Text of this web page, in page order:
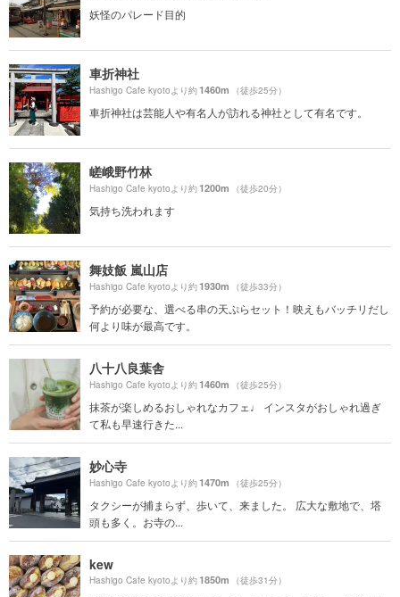
妖怪のパレード目的
車折神社
Hashigo Cafe kyotoより約1460m （徒歩25分）
車折神社は芸能人や有名人が訪れる神社として有名です。
嵯峨野竹林
Hashigo Cafe kyotoより約1200m （徒歩20分）
気持ち洗われます
舞妓飯 嵐山店
Hashigo Cafe kyotoより約1930m （徒歩33分）
予約が必要な、選べる串の天ぷらセット！映えもバッチリだし
何より味が最高です。
八十八良葉舎
Hashigo Cafe kyotoより約1460m （徒歩25分）
抹茶が楽しめるおしゃれなカフェ♩ インスタがおしゃれ過ぎ
て私も早速行きた...
妙心寺
Hashigo Cafe kyotoより約1470m （徒歩25分）
タクシーが捕まらず、歩いて、来ました。 広大な敷地で、塔
頭も多く。お寺の...
kew
Hashigo Cafe kyotoより約1850m （徒歩31分）